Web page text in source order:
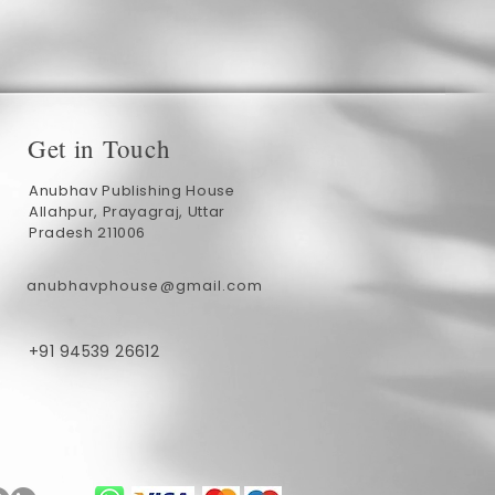
Get in Touch
Anubhav Publishing House
Allahpur, Prayagraj, Uttar
Pradesh 211006
anubhavphouse@gmail.com
+91 94539 26612